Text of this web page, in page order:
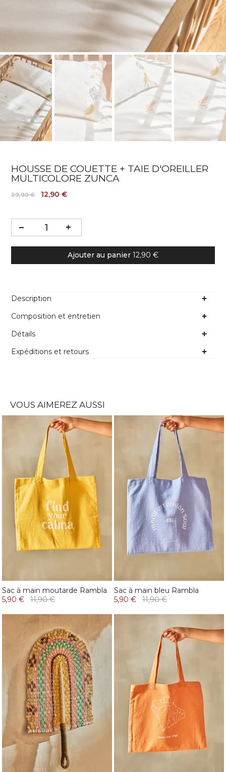
HOUSSE DE COUETTE + TAIE D'OREILLER
MULTICOLORE ZUNCA
29,90 € 12,90 €
Ajouter au panier 12,90 €
Description
Composition et entretien
Détails
Expéditions et retours
VOUS AIMEREZ AUSSI
Sac à main moutarde Rambla
5,90 €
11,90 €
Sac à main bleu Rambla
5,90 €
11,90 €